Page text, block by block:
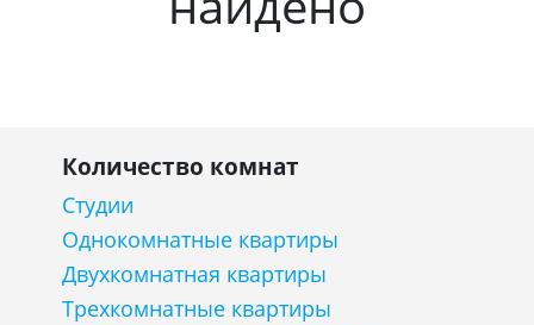
Количество комнат
Студии
Однокомнатные квартиры
Двухкомнатная квартиры
Трехкомнатные квартиры